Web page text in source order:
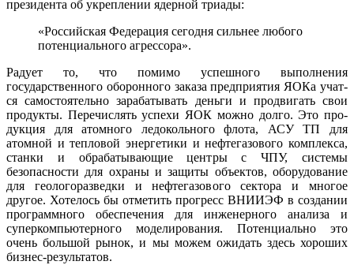
президента об укреплении ядерной триады:
«Россий­ская Федерация сегодня сильнее любого
потенциального агрессора».
Радует то, что помимо успешного вы­полнения
государственного оборон­ного заказа предприятия ЯОКа учат­
ся самостоятельно зарабатывать деньги и продвигать свои
продукты. Перечис­лять успехи ЯОК можно долго. Это про­
дукция для атомного ледокольного фло­та, АСУ ТП для
атомной и тепловой энергетики и нефтегазового комплекса,
станки и обрабатывающие центры с ЧПУ, системы
безопасности для охраны и за­щиты объектов, оборудование
для гео­логоразведки и нефтегазового сектора и многое
другое. Хотелось бы отметить прогресс ВНИИЭФ в создании
программ­ного обеспечения для инженерного ана­лиза и
суперкомпьютерного моделиро­вания. Потенциально это
очень большой рынок, и мы можем ожидать здесь хоро­ших
бизнес-результатов.